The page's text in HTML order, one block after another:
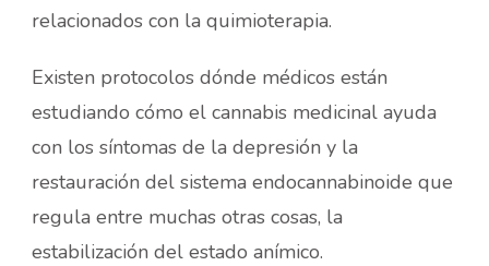
relacionados con la quimioterapia.
Existen protocolos dónde médicos están
estudiando cómo el cannabis medicinal ayuda
con los síntomas de la depresión y la
restauración del sistema endocannabinoide que
regula entre muchas otras cosas, la
estabilización del estado anímico.